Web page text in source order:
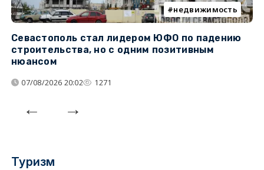
недвижимость
Севастополь стал лидером ЮФО по падению
строительства, но с одним позитивным
нюансом
07/08/2026 20:02 1271
Туризм